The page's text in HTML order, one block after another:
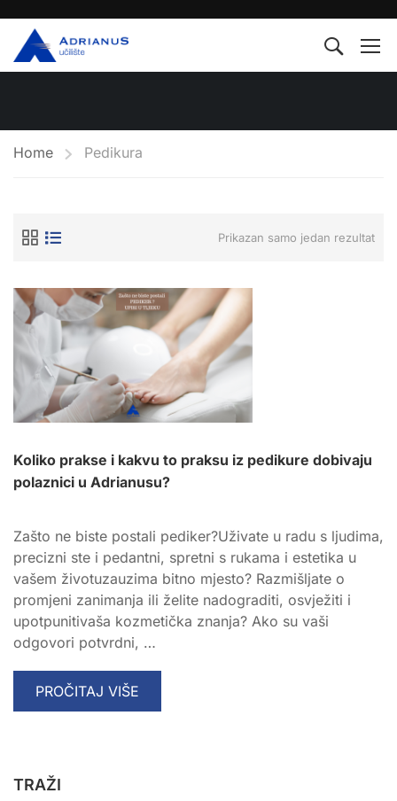
Home Pedikura
Prikazan samo jedan rezultat
Koliko prakse i kakvu to praksu iz pedikure dobivaju
polaznici u Adrianusu?
Zašto ne biste postali pediker?Uživate u radu s ljudima,
precizni ste i pedantni, spretni s rukama i estetika u
vašem životuzauzima bitno mjesto? Razmišljate o
promjeni zanimanja ili želite nadograditi, osvježiti i
upotpunitivaša kozmetička znanja? Ako su vaši
odgovori potvrdni, …
READ
MORE
PRAKSE
PROČITAJ VIŠE
TRAŽI